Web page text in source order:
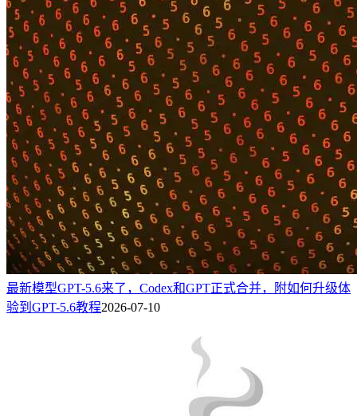
最新模型GPT-5.6来了，Codex和GPT正式合并，附如何升级体
验到GPT-5.6教程2026-07-10